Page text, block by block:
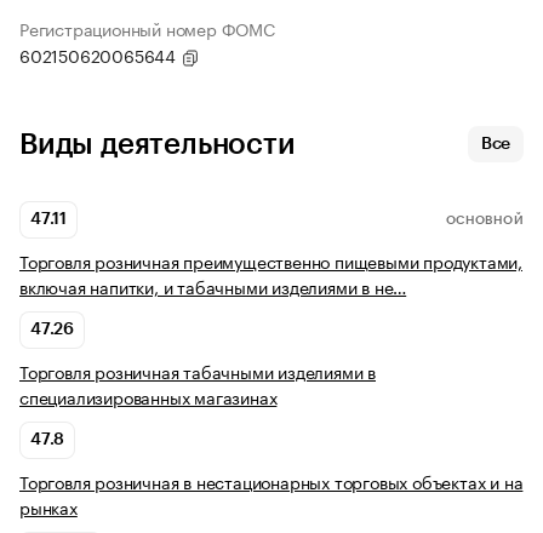
Регистрационный номер ФОМС
602150620065644
Виды деятельности Все
47.11 ОСНОВНОЙ
Торговля розничная преимущественно пищевыми продуктами,
включая напитки, и табачными изделиями в не…
47.26
Торговля розничная табачными изделиями в
специализированных магазинах
47.8
Торговля розничная в нестационарных торговых объектах и на
рынках